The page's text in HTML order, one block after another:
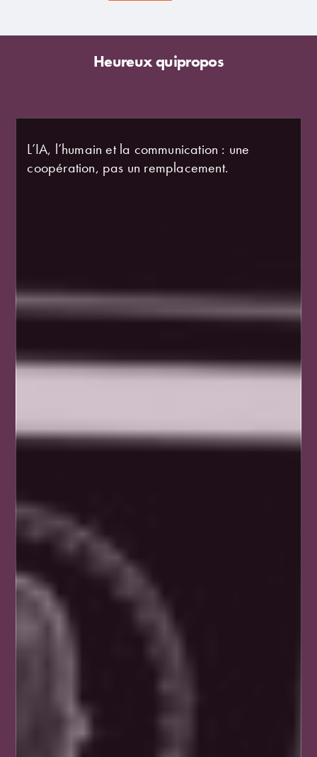
Heureux quipropos
L’IA, l’humain et la communication : une
coopération, pas un remplacement.